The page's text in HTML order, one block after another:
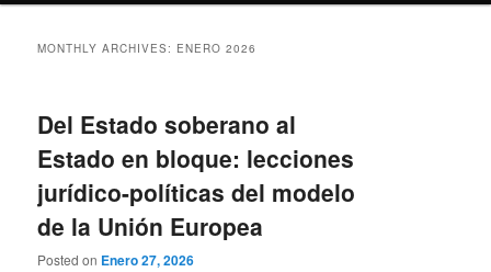
MONTHLY ARCHIVES: ENERO 2026
Del Estado soberano al
Estado en bloque: lecciones
jurídico-políticas del modelo
de la Unión Europea
Posted on Enero 27, 2026